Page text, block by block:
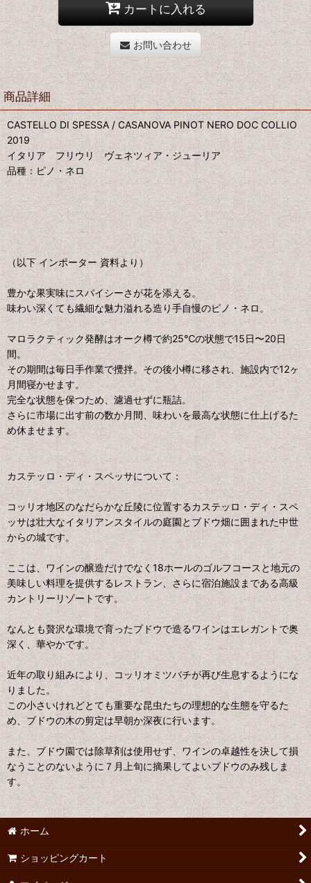
カートに入れる
お問い合わせ
商品詳細
CASTELLO DI SPESSA / CASANOVA PINOT NERO DOC COLLIO
2019
イタリア フリウリ ヴェネツィア・ジューリア
品種：ピノ・ネロ
（以下 インポーター 資料より）
豊かな果実味にスパイシーさが花を添える。
味わい深くても繊細な魅力溢れる造り手自慢のピノ・ネロ。
マロラクティック発酵はオーク樽で約25℃の状態で15日〜20日
間。
その期間は毎日手作業で攪拌。その後小樽に移され、施設内で12ヶ
月間寝かせます。
完全な状態を保つため、濾過せずに瓶詰。
さらに市場に出す前の数か月間、味わいを最高な状態に仕上げるた
め休ませます。
カステッロ・ディ・スペッサについて：
コッリオ地区のなだらかな丘陵に位置するカステッロ・ディ・スペ
ッサは壮大なイタリアンスタイルの庭園とブドウ畑に囲まれた中世
からの城です。
ここは、ワインの醸造だけでなく18ホールのゴルフコースと地元の
美味しい料理を提供するレストラン、さらに宿泊施設まである高級
カントリーリゾートです。
なんとも贅沢な環境で育ったブドウで造るワインはエレガントで奥
深く、華やかです。
近年の取り組みにより、コッリオミツバチが再び生息するようにな
りました。
この小さいけれどとても重要な昆虫たちの理想的な生態を守るた
め、ブドウの木の剪定は早朝か深夜に行います。
また、ブドウ園では除草剤は使用せず、ワインの卓越性を決して損
なうことのないように７月上旬に摘果してよいブドウのみ残しま
す。
ホーム
ショッピングカート